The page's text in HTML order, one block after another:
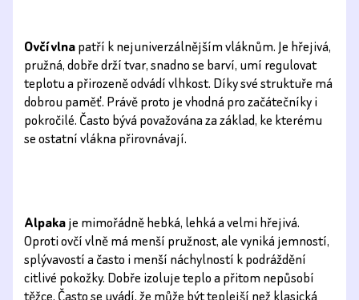
Ovčí vlnapatří k nejuniverzálnějším vláknům. Je hřejivá,
pružná, dobře drží tvar, snadno se barví, umí regulovat
teplotu a přirozeně odvádí vlhkost. Díky své struktuře má
dobrou paměť. Právě proto je vhodná pro začátečníky i
pokročilé. Často bývá považována za základ, ke kterému
se ostatní vlákna přirovnávají.
Alpakaje mimořádně hebká, lehká a velmi hřejivá.
Oproti ovčí vlně má menší pružnost, ale vyniká jemností,
splývavostí a často i menší náchylností k podráždění
citlivé pokožky. Dobře izoluje teplo a přitom nepůsobí
těžce. Často se uvádí, že může být teplejší než klasická